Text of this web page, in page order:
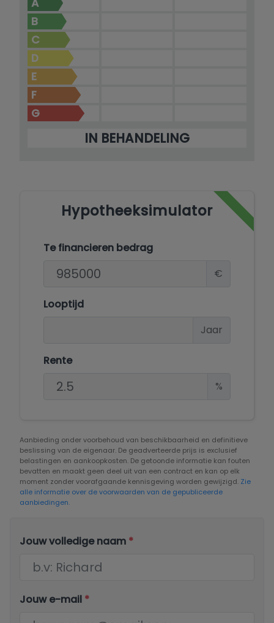
A
B
C
D
E
F
G
IN BEHANDELING
Hypotheeksimulator
Te financieren bedrag
€
Looptijd
Jaar
Rente
%
Aanbieding onder voorbehoud van beschikbaarheid en definitieve
beslissing van de eigenaar. De geadverteerde prijs is exclusief
belastingen en aankoopkosten. De getoonde informatie kan fouten
bevatten en maakt geen deel uit van een contract en kan op elk
moment zonder voorafgaande kennisgeving worden gewijzigd. Zie
alle informatie over de voorwaarden van de gepubliceerde
aanbiedingen.
Jouw volledige naam *
Jouw e-mail *